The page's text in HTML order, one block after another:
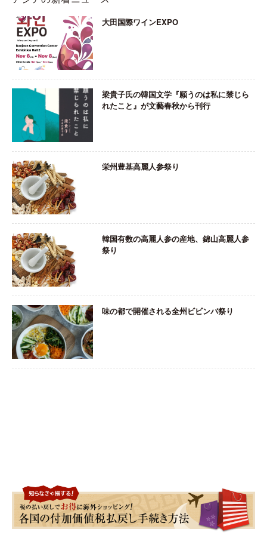
大田国際ワインEXPO
梁貴子氏の韓国文学『願うのは私に禁じら
れたこと』が文藝春秋から刊行
栄州豊基高麗人参祭り
韓国有数の高麗人参の産地、錦山高麗人参
祭り
味の都で開催される全州ビビンバ祭り